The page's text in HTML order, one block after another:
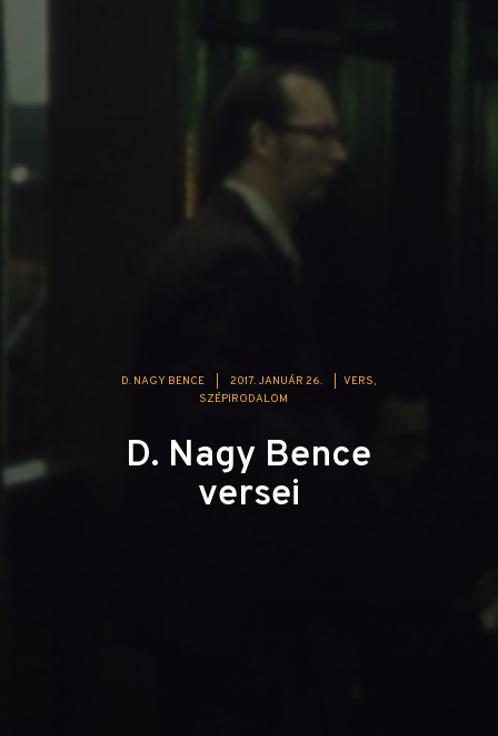
D. NAGY BENCE 2017. JANUÁR 26.
VERS
SZÉPIRODALOM
D. Nagy Bence
versei